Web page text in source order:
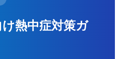
熱中症対策ガ